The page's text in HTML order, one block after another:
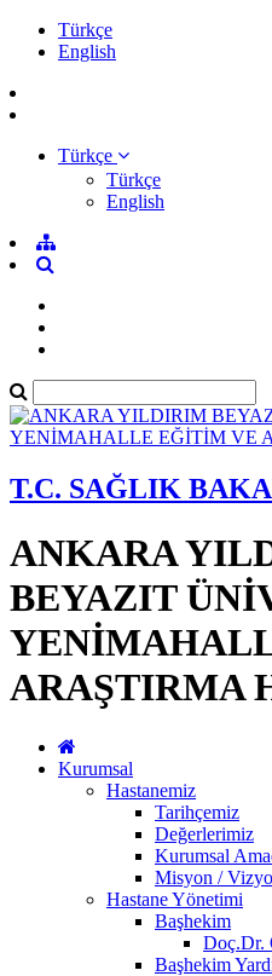
Türkçe
English
Türkçe
Türkçe
English
T.C. SAĞLIK
ANKARA
BEYAZIT
ARAŞTIRMA
Kurumsal
Hastanemiz
Tarihçemiz
Değerlerimiz
Kurumsal
Misyon /
Hastane Yönetimi
Başhekim
Doç.Dr.
Başhekim